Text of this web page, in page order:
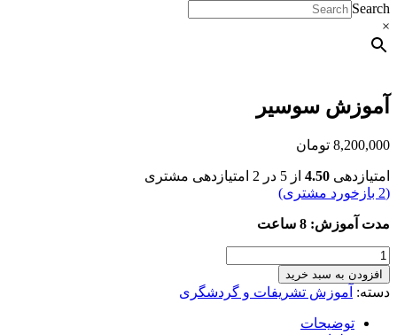
Search
×
آموزش سوسیر
8,200,000 تومان
امتیازدهی 4.50 از 5 در 2 امتیازدهی مشتری
(
2 بازخورد مشتری)
مدت آموزش: 8 ساعت
آموزش
سوسیر
عدد
افزودن به سبد خرید
دسته: آموزش تشریفات و گردشگری
توضیحات